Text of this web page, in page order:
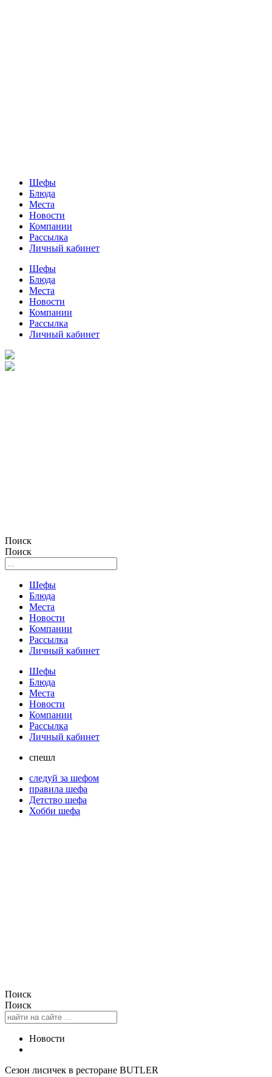
Шефы
Блюда
Места
Новости
Компании
Рассылка
Личный кабинет
Шефы
Блюда
Места
Новости
Компании
Рассылка
Личный кабинет
Поиск
Поиск
Шефы
Блюда
Места
Новости
Компании
Рассылка
Личный кабинет
Шефы
Блюда
Места
Новости
Компании
Рассылка
Личный кабинет
спешл
следуй за шефом
правила шефа
Детство шефа
Хобби шефа
Поиск
Поиск
Новости
Сезон лисичек в ресторане BUTLER